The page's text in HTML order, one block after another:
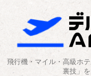
飛行機・マイル・高級ホ
裏技」